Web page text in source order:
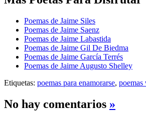
Poemas de Jaime Siles
Poemas de Jaime Saenz
Poemas de Jaime Labastida
Poemas de Jaime Gil De Biedma
Poemas de Jaime García Terrés
Poemas de Jaime Augusto Shelley
Etiquetas: poemas para enamorarse, poemas
No hay comentarios »